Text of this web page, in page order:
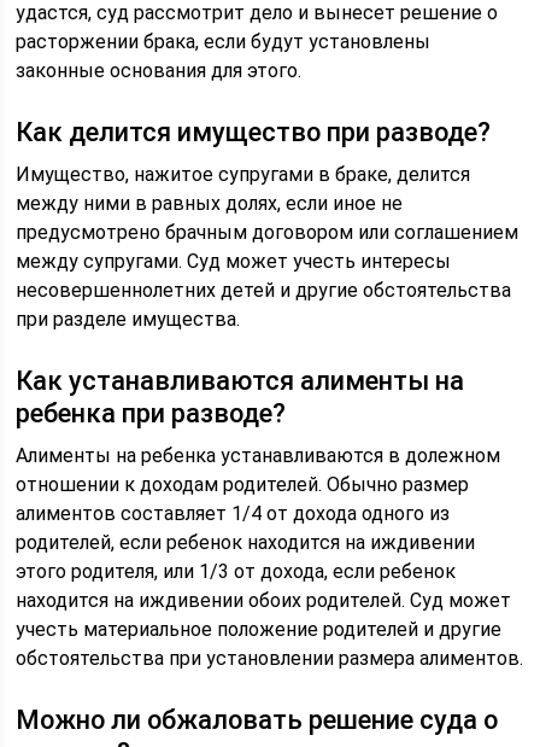
удастся, суд рассмотрит дело и вынесет решение о
расторжении брака, если будут установлены
законные основания для этого.
Как делится имущество при разводе?
Имущество, нажитое супругами в браке, делится
между ними в равных долях, если иное не
предусмотрено брачным договором или соглашением
между супругами. Суд может учесть интересы
несовершеннолетних детей и другие обстоятельства
при разделе имущества.
Как устанавливаются алименты на
ребенка при разводе?
Алименты на ребенка устанавливаются в долежном
отношении к доходам родителей. Обычно размер
алиментов составляет 1/4 от дохода одного из
родителей, если ребенок находится на иждивении
этого родителя, или 1/3 от дохода, если ребенок
находится на иждивении обоих родителей. Суд может
учесть материальное положение родителей и другие
обстоятельства при установлении размера алиментов.
Можно ли обжаловать решение суда о